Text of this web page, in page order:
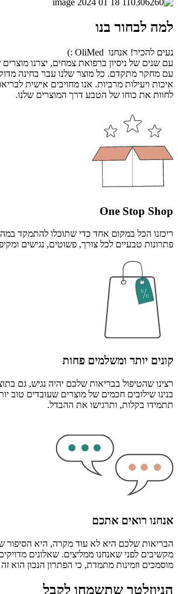
למה לבחור בנו
נעים להכיר! אנחנו OliMed :)
עם שנים של ניסיון ברפואת צמחים, יצרנו
עם מחקר מתקדם. כל מוצר שלנו עבר בחינה
איכות ויעילות מרביות. אנו מחויבים אישית
לחוות את כוחו של הטבע דרך המוצרים שלנו.
One Stop Shop
ריכזנו הכל במקום אחד כדי שתוכלו להתמקד
פתרונות טבעיים לכל צורך, פשוטים, נגישים
קונים יותר ומשלמים פחות
רצינו שהטיפול בבריאות שלכם יהיה נגיש, גם
בנינו שילובים חכמים של מוצרים שעובדים טוב
תתמידו בקלות, ותרגישו את ההבדל.
אנחנו רואים אתכם
הבריאות שלכם היא לא עוד מקרה, היא הסיפור
מקשיבים לפני שאנחנו ממליצים. שאלונים
מוסמכים וזמינות מתמדת, כי הפתרון הנכון הוא
הניוזלטר שתשמחו לקבל